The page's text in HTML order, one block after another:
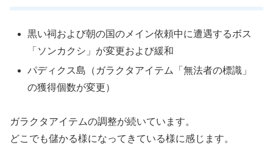
黒い祠および朝の国のメイン依頼中に遭遇するボス
「ソンカクシ」が変更および緩和
パディクス島（ガラクタアイテム「無法者の標識」
の獲得個数が変更）
ガラクタアイテムの調整が続いています。
どこでも儲かる様になってきている様に感じます。